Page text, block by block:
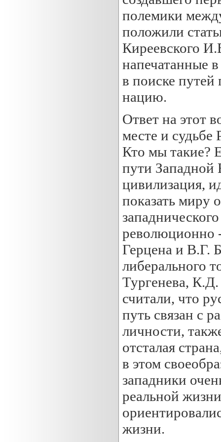
полемики
положили
Киреевского
напечатанные
в поиске путей
нацию.
Ответ на этот
месте и судьбе
Кто мы такие?
пути Западной
цивилизация,
показать миру
революционно
Герцена и В.Г.
либерального
Тургенева,
считали, что
путь связан с
личности,
отсталая
в этом
западники
реальной
жизни.